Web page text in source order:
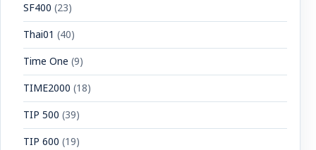
SF400 (23)
Thai01 (40)
Time One (9)
TIME2000 (18)
TIP 500 (39)
TIP 600 (19)